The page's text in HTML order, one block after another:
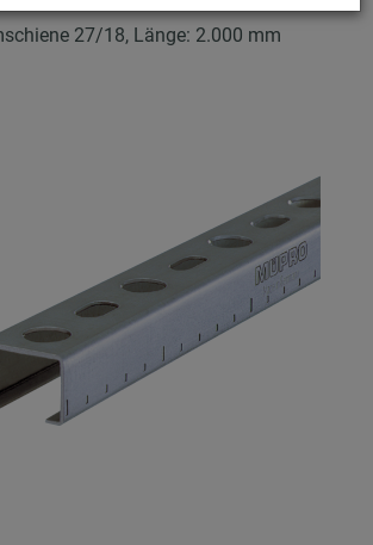
27/18, Länge: 2.000 mm